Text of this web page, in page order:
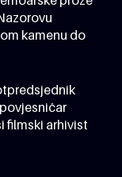
kamenu do
filmski arhivist